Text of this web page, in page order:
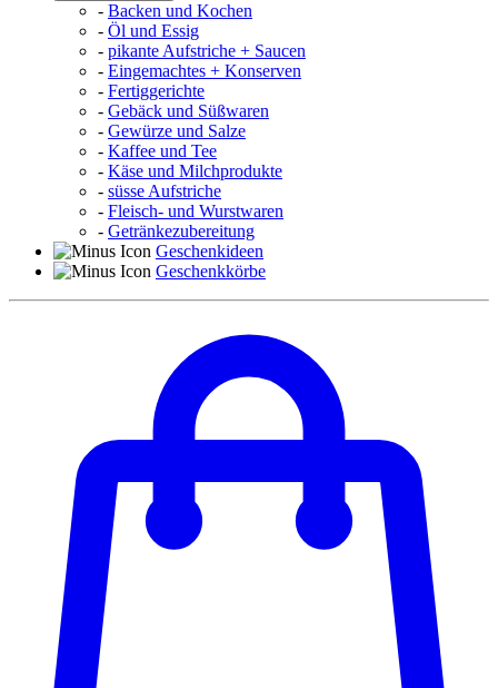
- Backen und Kochen
- Öl und Essig
- pikante Aufstriche + Saucen
- Eingemachtes + Konserven
- Fertiggerichte
- Gebäck und Süßwaren
- Gewürze und Salze
- Kaffee und Tee
- Käse und Milchprodukte
- süsse Aufstriche
- Fleisch- und Wurstwaren
- Getränkezubereitung
Geschenkideen
Geschenkkörbe